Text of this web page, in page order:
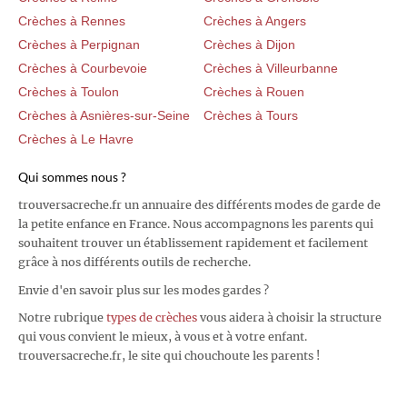
Crèches à Rennes
Crèches à Angers
Crèches à Perpignan
Crèches à Dijon
Crèches à Courbevoie
Crèches à Villeurbanne
Crèches à Toulon
Crèches à Rouen
Crèches à Asnières-sur-Seine
Crèches à Tours
Crèches à Le Havre
Qui sommes nous ?
trouversacreche.fr un annuaire des différents modes de garde de
la petite enfance en France. Nous accompagnons les parents qui
souhaitent trouver un établissement rapidement et facilement
grâce à nos différents outils de recherche.
Envie d'en savoir plus sur les modes gardes ?
Notre rubrique types de crèches vous aidera à choisir la structure
qui vous convient le mieux, à vous et à votre enfant.
trouversacreche.fr, le site qui chouchoute les parents !